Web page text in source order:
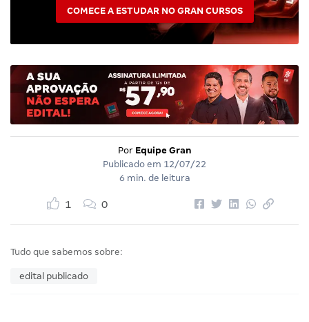
COMECE A ESTUDAR NO GRAN CURSOS
Por Equipe Gran
Publicado em 12/07/22
6 min. de leitura
1 0
Tudo que sabemos sobre:
edital publicado